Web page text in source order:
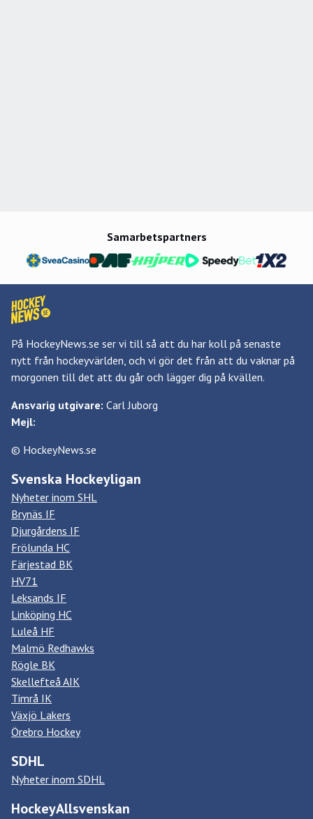
Samarbetspartners
På HockeyNews.se ser vi till så att du har koll på senaste
nytt från hockeyvärlden, och vi gör det från att du vaknar på
morgonen till det att du går och lägger dig på kvällen.
Ansvarig utgivare: Carl Juborg
Mejl:
© HockeyNews.se
Svenska Hockeyligan
Nyheter inom SHL
Brynäs IF
Djurgårdens IF
Frölunda HC
Färjestad BK
HV71
Leksands IF
Linköping HC
Luleå HF
Malmö Redhawks
Rögle BK
Skellefteå AIK
Timrå IK
Växjö Lakers
Örebro Hockey
SDHL
Nyheter inom SDHL
HockeyAllsvenskan